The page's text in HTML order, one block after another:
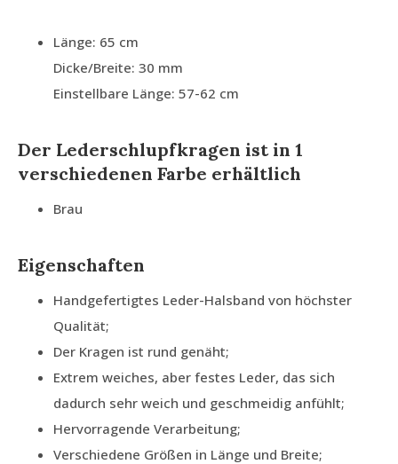
Länge: 65 cm
Dicke/Breite: 30 mm
Einstellbare Länge: 57-62 cm
Der Lederschlupfkragen ist in 1
verschiedenen Farbe erhältlich
Brau
Eigenschaften
Handgefertigtes Leder-Halsband von höchster
Qualität;
Der Kragen ist rund genäht;
Extrem weiches, aber festes Leder, das sich
dadurch sehr weich und geschmeidig anfühlt;
Hervorragende Verarbeitung;
Verschiedene Größen in Länge und Breite;